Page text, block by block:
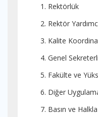
Rektörlük
Rektör
Kalite
Genel
Fakülte ve
Diğer
Basın ve